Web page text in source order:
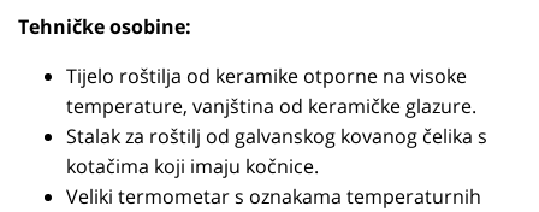
Tehničke osobine:
Tijelo roštilja od keramike otporne na visoke
temperature, vanjština od keramičke glazure.
Stalak za roštilj od galvanskog kovanog čelika s
kotačima koji imaju kočnice.
Veliki termometar s oznakama temperaturnih